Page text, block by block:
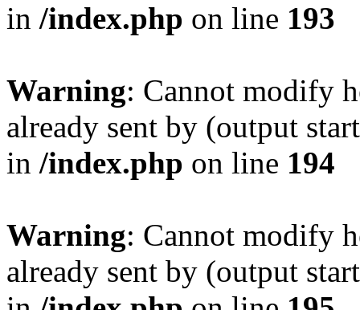
in /index.php on line 193
Warning: Cannot modify
already sent by (output
in /index.php on line 194
Warning: Cannot modify
already sent by (output